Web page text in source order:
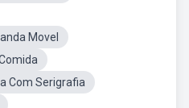
Movel
Com Serigrafia